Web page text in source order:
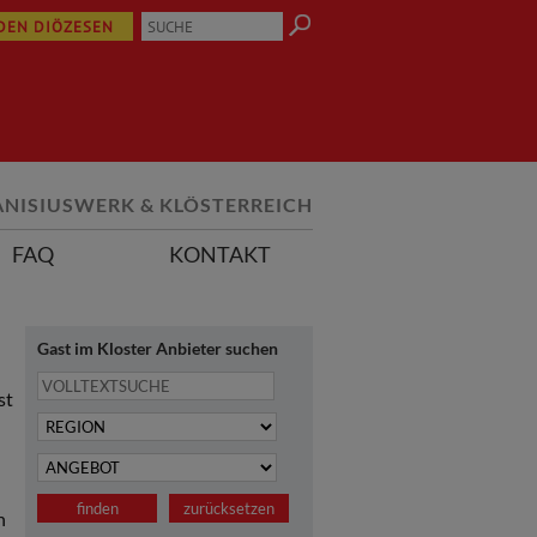
DIÖZESEN
& KLÖSTERREICH
FAQ KONTAKT
Gast im Kloster Anbieter suchen